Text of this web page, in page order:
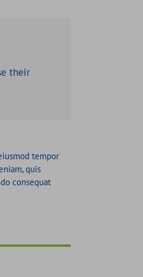
their
tempor
quis
consequat